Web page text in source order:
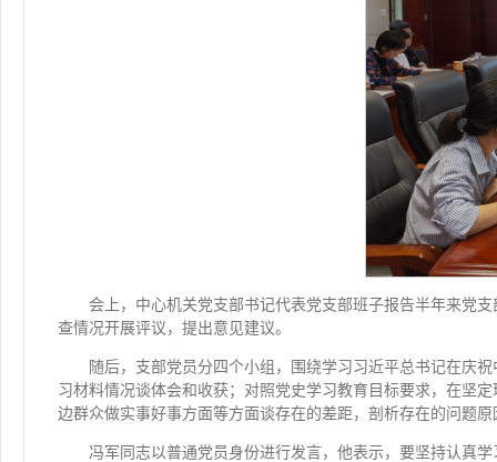
会上，中心机关党支部书记代表党支部班子报告半年来党
查情况开展评议，提出意见建议。
随后，支部党员分四个小组，围绕学习习近平总书记在庆
习材料情况谈体会和收获；对照党史学习教育目标要求，在坚
边群众做实事好事方面等方面谈存在的差距，剖析存在的问题
冯军同志以普通党员身份进行发言，他表示，要坚持认真